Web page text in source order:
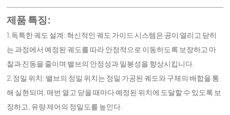
제품 특징:
1.독특한 궤도 설계: 혁신적인 궤도 가이드 시스템은 공이 열리고 닫히
는 과정에서 예정된 궤도를 따라 안정적으로 이동하도록 보장하고 마
찰과 진동을 줄이며 밸브의 안정성과 밀봉성을 향상시킵니다.
2.정밀 위치: 밸브의 정밀 위치는 정밀 가공된 궤도와 구체의 배합을 통
해 실현되며, 매번 열고 닫을 때마다 예정된 위치에 도달할 수 있도록 보
장하고, 유량 제어의 정밀도를 높인다.